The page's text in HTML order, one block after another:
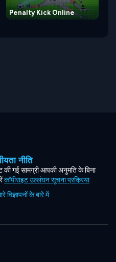
Penalty Kick Online
नीति
की गई सामग्री आपकी अनुमति के बिना
कॉपीराइट उल्लंघन सूचना प्रक्रिया.
विज्ञापनों के बारे में